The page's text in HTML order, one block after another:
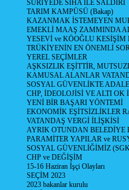
SURİYEDE SİHA İLE SALDIRI
TARIM KAMPÜSÜ (Bakap)
KAZANMAK İSTEMEYEN
EMEKLİ MAAŞ ZAMMINDA
YESEVİ ve KÖOĞLU
TRÜKİYENİN EN ÖNEMLİ
YEREL SEÇİMLER
AŞKSIZLIK EŞİTTİR,
KAMUSAL ALANLAR
SOSYAL GÜVENLİKTE
CHP, İDEOLOJİSİ VE ALTI OK
YENİ BİR BAŞARI YÖNTEMİ
EKONOMİK EŞİTSİZLİKLER
VATANDAŞ VERGİ İLİŞKİSİ
AYRIK OTUNDAN
PARAMİTER YAPILAR ve
SOSYAL GÜVENLİĞİMİZ
CHP ve DEĞİŞİM
15-16 Haziran İşçi Olayları
SEÇİM 2023
2023 bakanlar kurulu